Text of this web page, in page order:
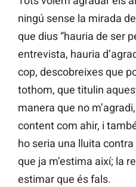
ningú sense la mirada
que dius “hauria de ser
entrevista, hauria
cop, descobreixes que
tothom, que titulin
manera que no
content com ahir, i
ho seria una lluita
que ja m’estima així; la
estimar que és fals.